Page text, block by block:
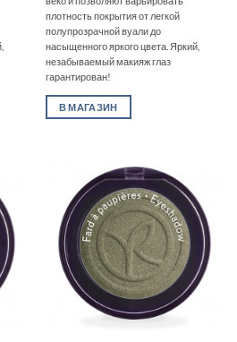
плотность покрытия от легкой
полупрозрачной вуали до
насыщенного яркого цвета. Яркий,
незабываемый макияж глаз
гарантирован!
В МАГАЗИН